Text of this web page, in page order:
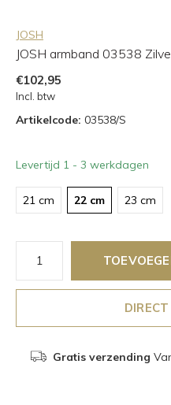
JOSH
JOSH armband 03538
€102,95
Incl. btw
Artikelcode: 03538/S
Levertijd 1 - 3 werkdagen
21 cm 22 cm 23 cm
Gratis verzending